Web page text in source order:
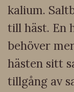
kalium.
till häst. En
behöver
hästen sitt
tillgång av